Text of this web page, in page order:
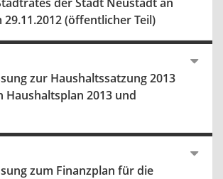
(öffentlicher Teil)
zur Haushaltssatzung 2013
Haushaltsplan 2013 und
zum Finanzplan für die